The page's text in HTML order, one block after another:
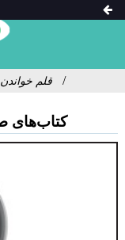
قلم
کتاب‌های